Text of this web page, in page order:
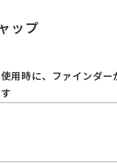
ップ
用時に、ファインダ